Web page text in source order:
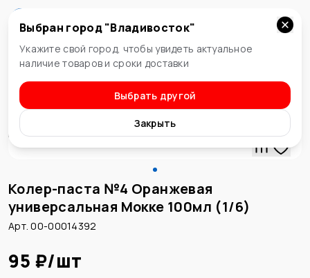
Владивосток
Выбран город "Владивосток"
Укажите свой город, чтобы увидеть актуальное
наличие товаров и сроки доставки
Выбрать другой
Закрыть
Колеровочные пасты
Колер-паста №4 Оранжевая
универсальная Мокке 100мл (1/6)
Арт. 00-00014392
95 ₽/шт